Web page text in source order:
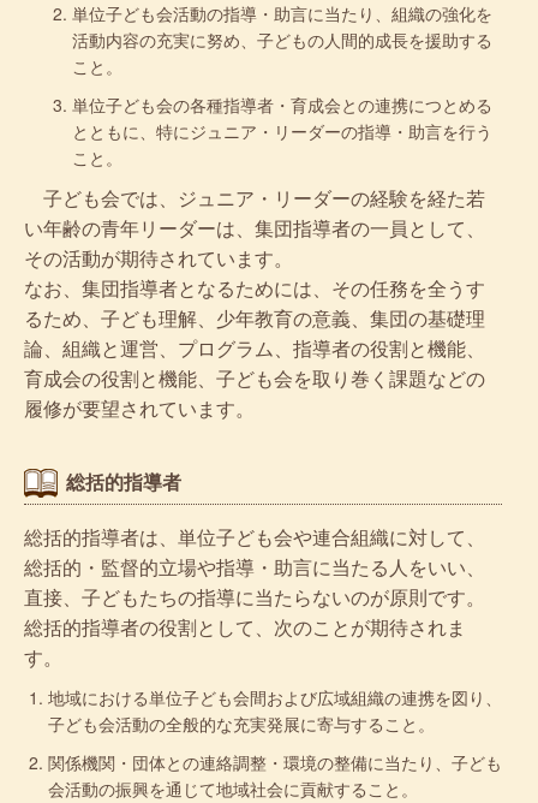
単位子ども会活動の指導・助言に当たり、組織の強化を
活動内容の充実に努め、子どもの人間的成長を援助する
こと。
単位子ども会の各種指導者・育成会との連携につとめる
とともに、特にジュニア・リーダーの指導・助言を行う
こと。
子ども会では、ジュニア・リーダーの経験を経た若
い年齢の青年リーダーは、集団指導者の一員として、
その活動が期待されています。
なお、集団指導者となるためには、その任務を全うす
るため、子ども理解、少年教育の意義、集団の基礎理
論、組織と運営、プログラム、指導者の役割と機能、
育成会の役割と機能、子ども会を取り巻く課題などの
履修が要望されています。
総括的指導者
総括的指導者は、単位子ども会や連合組織に対して、
総括的・監督的立場や指導・助言に当たる人をいい、
直接、子どもたちの指導に当たらないのが原則です。
総括的指導者の役割として、次のことが期待されま
す。
地域における単位子ども会間および広域組織の連携を図り、
子ども会活動の全般的な充実発展に寄与すること。
関係機関・団体との連絡調整・環境の整備に当たり、子ども
会活動の振興を通じて地域社会に貢献すること。